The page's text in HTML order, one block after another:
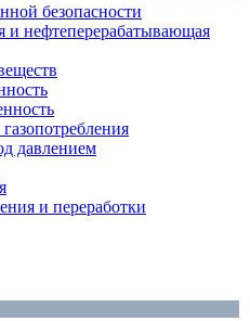
безопасности
и нефтеперерабатывающая
давлением
и переработки